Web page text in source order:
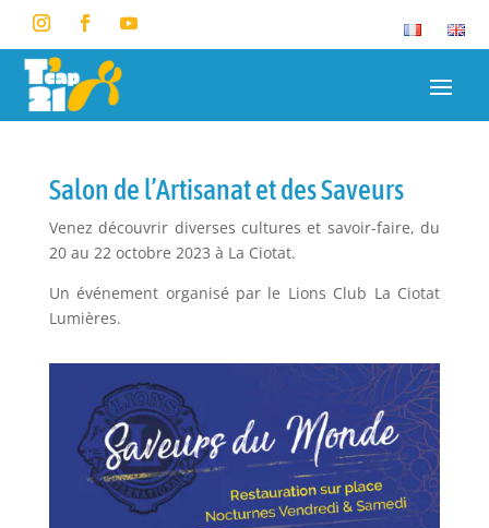
Salon de l’Artisanat et des Saveurs
Venez découvrir diverses cultures et savoir-faire, du
20 au 22 octobre 2023 à La Ciotat.
Un événement organisé par le Lions Club La Ciotat
Lumières.